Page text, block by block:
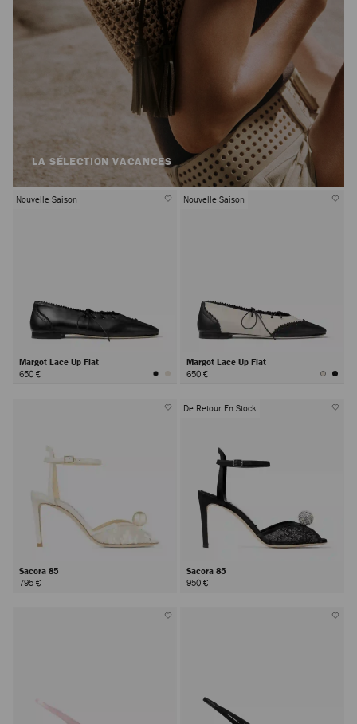
LA SÉLECTION VACANCES
Nouvelle Saison
Margot Lace Up Flat
650 €
Nouvelle Saison
Margot Lace Up Flat
650 €
Sacora 85
795 €
De Retour En Stock
Sacora 85
950 €